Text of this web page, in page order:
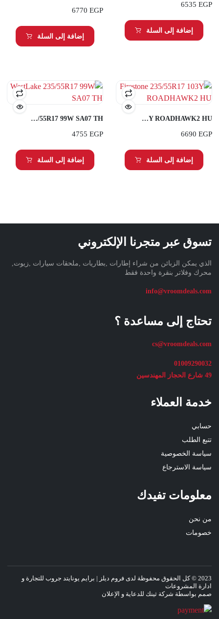
6535 EGP
إضافة إلى السلة
6770EGP
إضافة إلى السلة
Firestone 235/55R17 103Y ROADHAWK2 HU
6690 EGP
إضافة إلى السلة
WestLake 235/55R17 99W SA07 TH
4755EGP
إضافة إلى السلة
تسوق عبر متجرنا الإلكتروني
الذي يمكن الزبائن من شراء إطارات ,بطاريات ,ملحقات سيارات ,زيوت,
محرك وفلاتر بنقرة واحدة فقط
info@vroomdeals.com
تحتاج إلى مساعدة ؟
cs@vroomdeals.com
01009290032
49 شارع الحجاز المهندسين
خدمة العملاء
حسابي
تتبع الطلب
سياسة الخصوصية
سياسة الاسترجاع
معلومات تفيدك
من نحن
خصومات
2023 © كل الحقوق محفوظة لدى فروم ديلز | برايم يونايتد جروب للتجارة و
ادارة المشروعات
صمم بواسطة شركة ثينك للدعاية و الإعلان